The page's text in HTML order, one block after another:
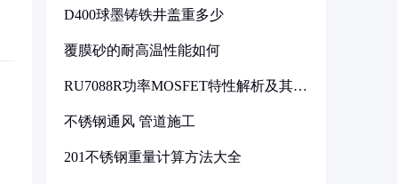
D400球墨铸铁井盖重多少
覆膜砂的耐高温性能如何
RU7088R功率MOSFET特性解析及其在
不锈钢通风 管道施工
201不锈钢重量计算方法大全